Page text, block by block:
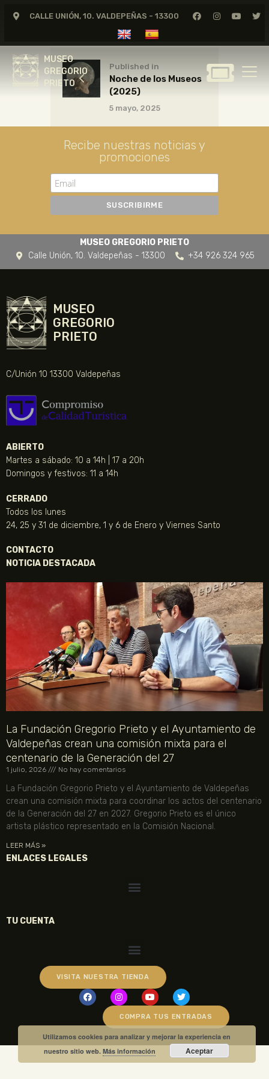
CALLE UNIÓN, 10. VALDEPEÑAS - 13300
MUSEO
GREGORIO
PRIETO
MUSEO
GREGORIO
GREGORIO PRIETO
CERTAMEN DE DIBUJO
FUNDACIÓN
TIENDA
NOTICIAS
Published in
Noche de los Museos
(2025)
5 mayo, 2025
Recibe nuestras noticias y
promociones
MUSEO GREGORIO PRIETO
Calle Unión, 10. Valdepeñas - 13300
+34 926 324 965
MUSEO
GREGORIO
PRIETO
C/Unión 10 13300 Valdepeñas
ABIERTO
Martes a sábado: 10 a 14h | 17 a 20h
Domingos y festivos: 11 a 14h
CERRADO
Todos los lunes
24, 25 y 31 de diciembre, 1 y 6 de Enero y Viernes Santo
CONTACTO
NOTICIA DESTACADA
La Fundación Gregorio Prieto y el Ayuntamiento de
Valdepeñas crean una comisión mixta para el
centenario de la Generación del 27
1 julio, 2026 No hay comentarios
La Fundación Gregorio Prieto y el Ayuntamiento de Valdepeñas
crean una comisión mixta para coordinar los actos del centenario
de la Generación del 27 en 2027. Gregorio Prieto es el único
artista plástico representado en la Comisión Nacional.
LEER MÁS »
ENLACES LEGALES
TU CUENTA
VISITA NUESTRA TIENDA
COMPRA TUS ENTRADAS
Utilizamos cookies para analizar y mejorar la experiencia en
nuestro sitio web.Más información Aceptar